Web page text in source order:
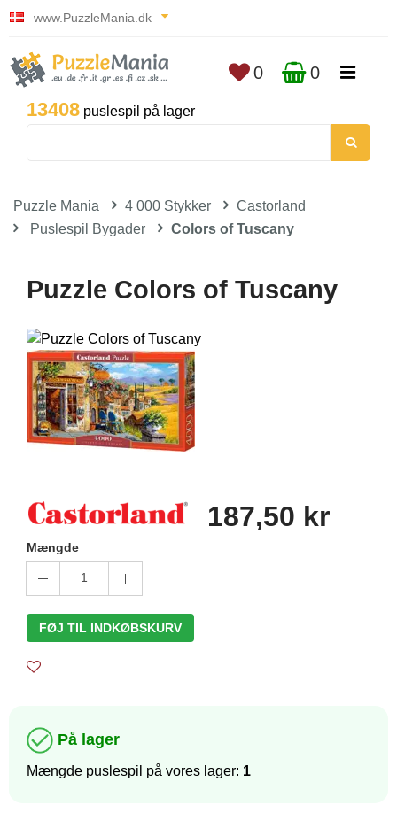
www.PuzzleMania.dk
13408 puslespil på lager
0 0
Puzzle Mania 4 000 Stykker
Castorland
Puslespil Bygader
Colors of Tuscany
Puzzle Colors of Tuscany
187,50 kr
Mængde
1
FØJ TIL INDKØBSKURV
På lager
Mængde puslespil på vores lager: 1